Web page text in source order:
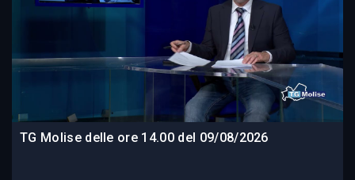
TG Molise delle ore 14.00 del 09/08/2026